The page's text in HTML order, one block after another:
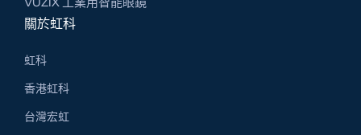
關於虹科
虹科
香港虹科
台灣宏虹